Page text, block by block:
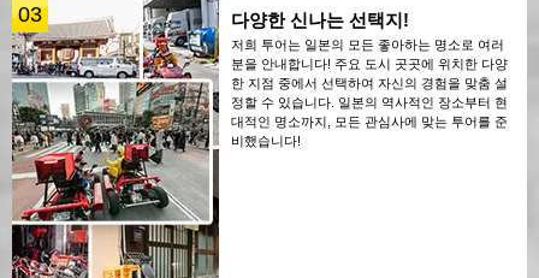
03 다양한 신나는 선택지!
저희 투어는 일본의 모든 좋아하는 명소로 여러
분을 안내합니다! 주요 도시 곳곳에 위치한 다양
한 지점 중에서 선택하여 자신의 경험을 맞춤 설
정할 수 있습니다. 일본의 역사적인 장소부터 현
대적인 명소까지, 모든 관심사에 맞는 투어를 준
비했습니다!